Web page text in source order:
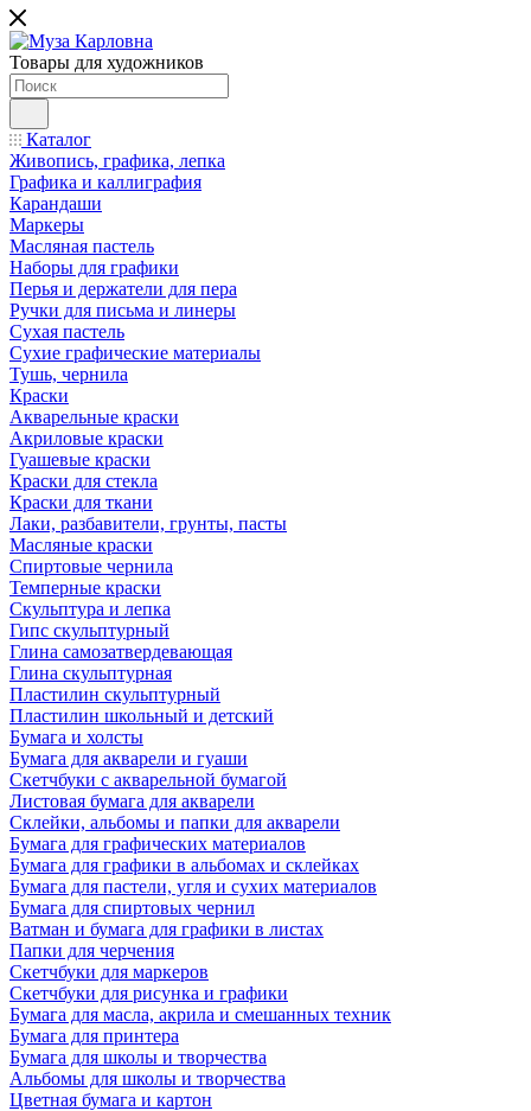
Товары для художников
Каталог
Живопись, графика, лепка
Графика и каллиграфия
Карандаши
Маркеры
Масляная пастель
Наборы для графики
Перья и держатели для пера
Ручки для письма и линеры
Сухая пастель
Сухие графические материалы
Тушь, чернила
Краски
Акварельные краски
Акриловые краски
Гуашевые краски
Краски для стекла
Краски для ткани
Лаки, разбавители, грунты, пасты
Масляные краски
Спиртовые чернила
Темперные краски
Скульптура и лепка
Гипс скульптурный
Глина самозатвердевающая
Глина скульптурная
Пластилин скульптурный
Пластилин школьный и детский
Бумага и холсты
Бумага для акварели и гуаши
Скетчбуки с акварельной бумагой
Листовая бумага для акварели
Склейки, альбомы и папки для акварели
Бумага для графических материалов
Бумага для графики в альбомах и склейках
Бумага для пастели, угля и сухих материалов
Бумага для спиртовых чернил
Ватман и бумага для графики в листах
Папки для черчения
Скетчбуки для маркеров
Скетчбуки для рисунка и графики
Бумага для масла, акрила и смешанных техник
Бумага для принтера
Бумага для школы и творчества
Альбомы для школы и творчества
Цветная бумага и картон